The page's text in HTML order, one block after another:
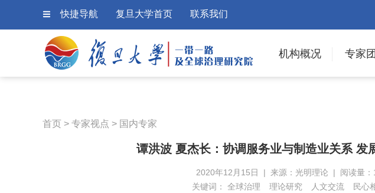
快捷导航 复旦大学首页 联系我们
机构概况 专家
首页 > 专家视点 > 国内专家
谭洪波 夏杰长：协调服务业与制造业关系 发
2020年12月15日 | 来源：光明理论 | 阅读量：
关键词： 全球治理 理论研究 人文交流 民心